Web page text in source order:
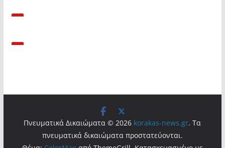
Πνευματικά Δικαιώματα © 2026 korakas-news.gr. Τα
πνευματικά δικαιώματα προστατεύονται.